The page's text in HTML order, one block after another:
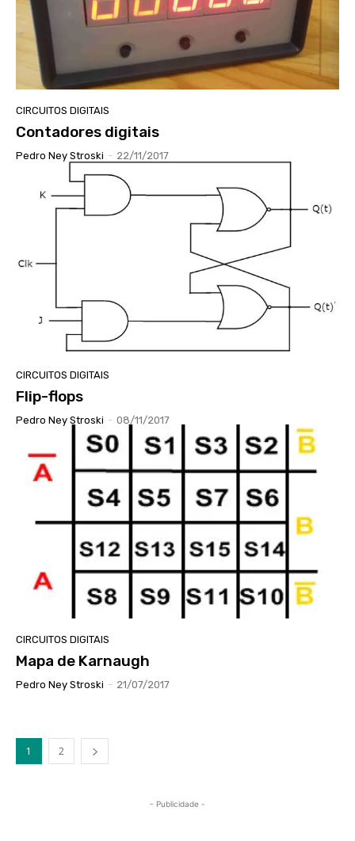
CIRCUITOS DIGITAIS
Contadores digitais
Pedro Ney Stroski - 22/11/2017
CIRCUITOS DIGITAIS
Flip-flops
Pedro Ney Stroski - 08/11/2017
CIRCUITOS DIGITAIS
Mapa de Karnaugh
Pedro Ney Stroski - 21/07/2017
1 2
- Publicidade -